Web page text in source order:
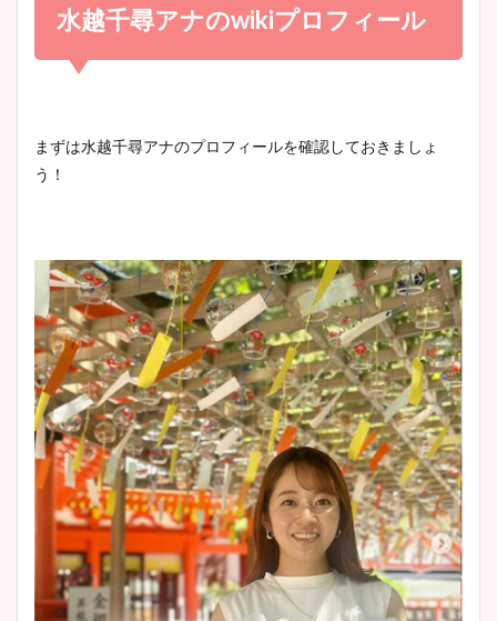
宇賀神メグアナのニット画像
め！足が美脚でニット衣装も
かわいい！
清水麻椰アナのかわいい画
大家彩香アナのかわいいカッ
プ画像まとめ！同期や実家に
wikiプロフも！
安藤萌々アナのカップ画像や
ニット衣装まとめ！美足の筋
肉も凄い！
鈴木唯の太ってた時の体重が
水越千尋アナのwikiプロフィール
まずは水越千尋アナのプロフィールを確認しておきましょ
う！